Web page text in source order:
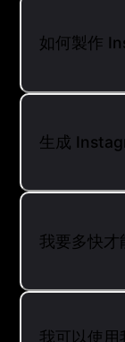
如何製作
生成
我要多快才
我可以使用